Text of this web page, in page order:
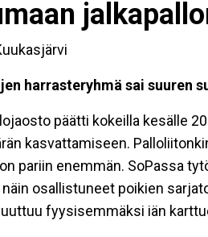
harrasteryhmä sai suuren
päätti kokeilla kesälle
kasvattamiseen.
pariin enemmän. SoPassa
osallistuneet poikien
fyysisemmäksi iän